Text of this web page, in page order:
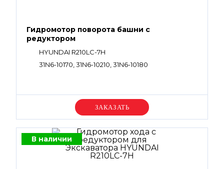
Гидромотор поворота башни с
редуктором
HYUNDAI R210LC-7H
31N6-10170, 31N6-10210, 31N6-10180
Уточняйте цену
В наличии